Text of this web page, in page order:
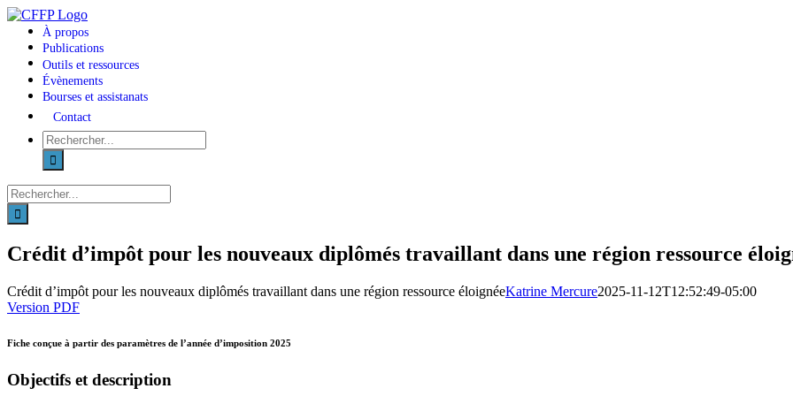
Skip
content
À propos
Publications
Outils et ressources
Évènements
Bourses et assistanats
Contact
Recherche
sur
le
site
:
Recherche
sur
le
:Crédit d’impôt pour les nouveaux diplômés travaillant dans une région ressource
Crédit d’impôt pour les nouveaux diplômés travaillant dans une région ressource éloignéeKatrine Mercure2025-11-12T12:52:49-05:00
Version PDF
Fiche conçue à partir des paramètres de l’année d’imposition 2025
Objectifs et description